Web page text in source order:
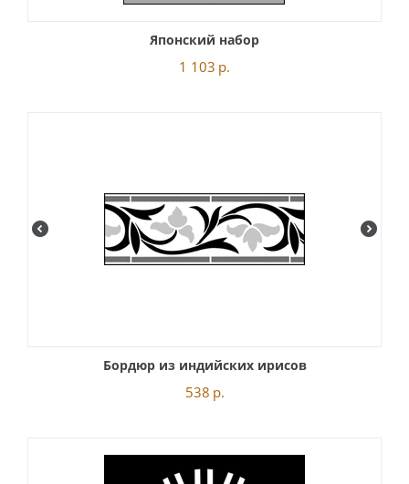
Японский набор
1 103 р.
Бордюр из индийских ирисов
538 р.